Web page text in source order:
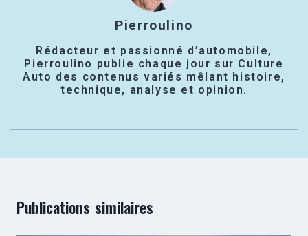
Pierroulino
Rédacteur et passionné d’automobile,
Pierroulino publie chaque jour sur Culture
Auto des contenus variés mêlant histoire,
technique, analyse et opinion.
Publications similaires